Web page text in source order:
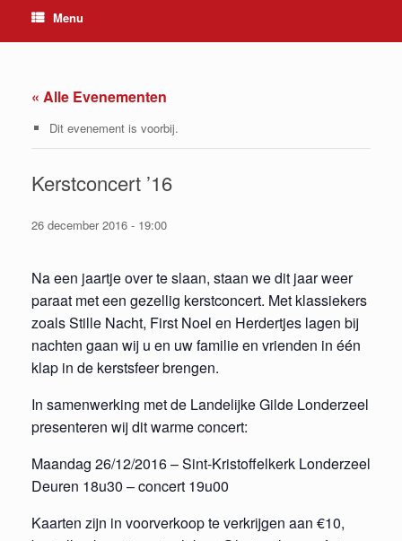
Menu
« Alle Evenementen
Dit evenement is voorbij.
Kerstconcert ’16
26 december 2016 - 19:00
Na een jaartje over te slaan, staan we dit jaar weer
paraat met een gezellig kerstconcert. Met klassiekers
zoals Stille Nacht, First Noel en Herdertjes lagen bij
nachten gaan wij u en uw familie en vrienden in één
klap in de kerstsfeer brengen.
In samenwerking met de Landelijke Gilde Londerzeel
presenteren wij dit warme concert:
Maandag 26/12/2016 – Sint-Kristoffelkerk Londerzeel
Deuren 18u30 – concert 19u00
Kaarten zijn in voorverkoop te verkrijgen aan €10,